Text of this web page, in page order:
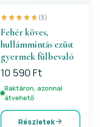
(5)
Fehér köves,
hullámmintás ezüst
gyermek fülbevaló
10 590 Ft
Raktáron, azonnal
átvehető
Részletek